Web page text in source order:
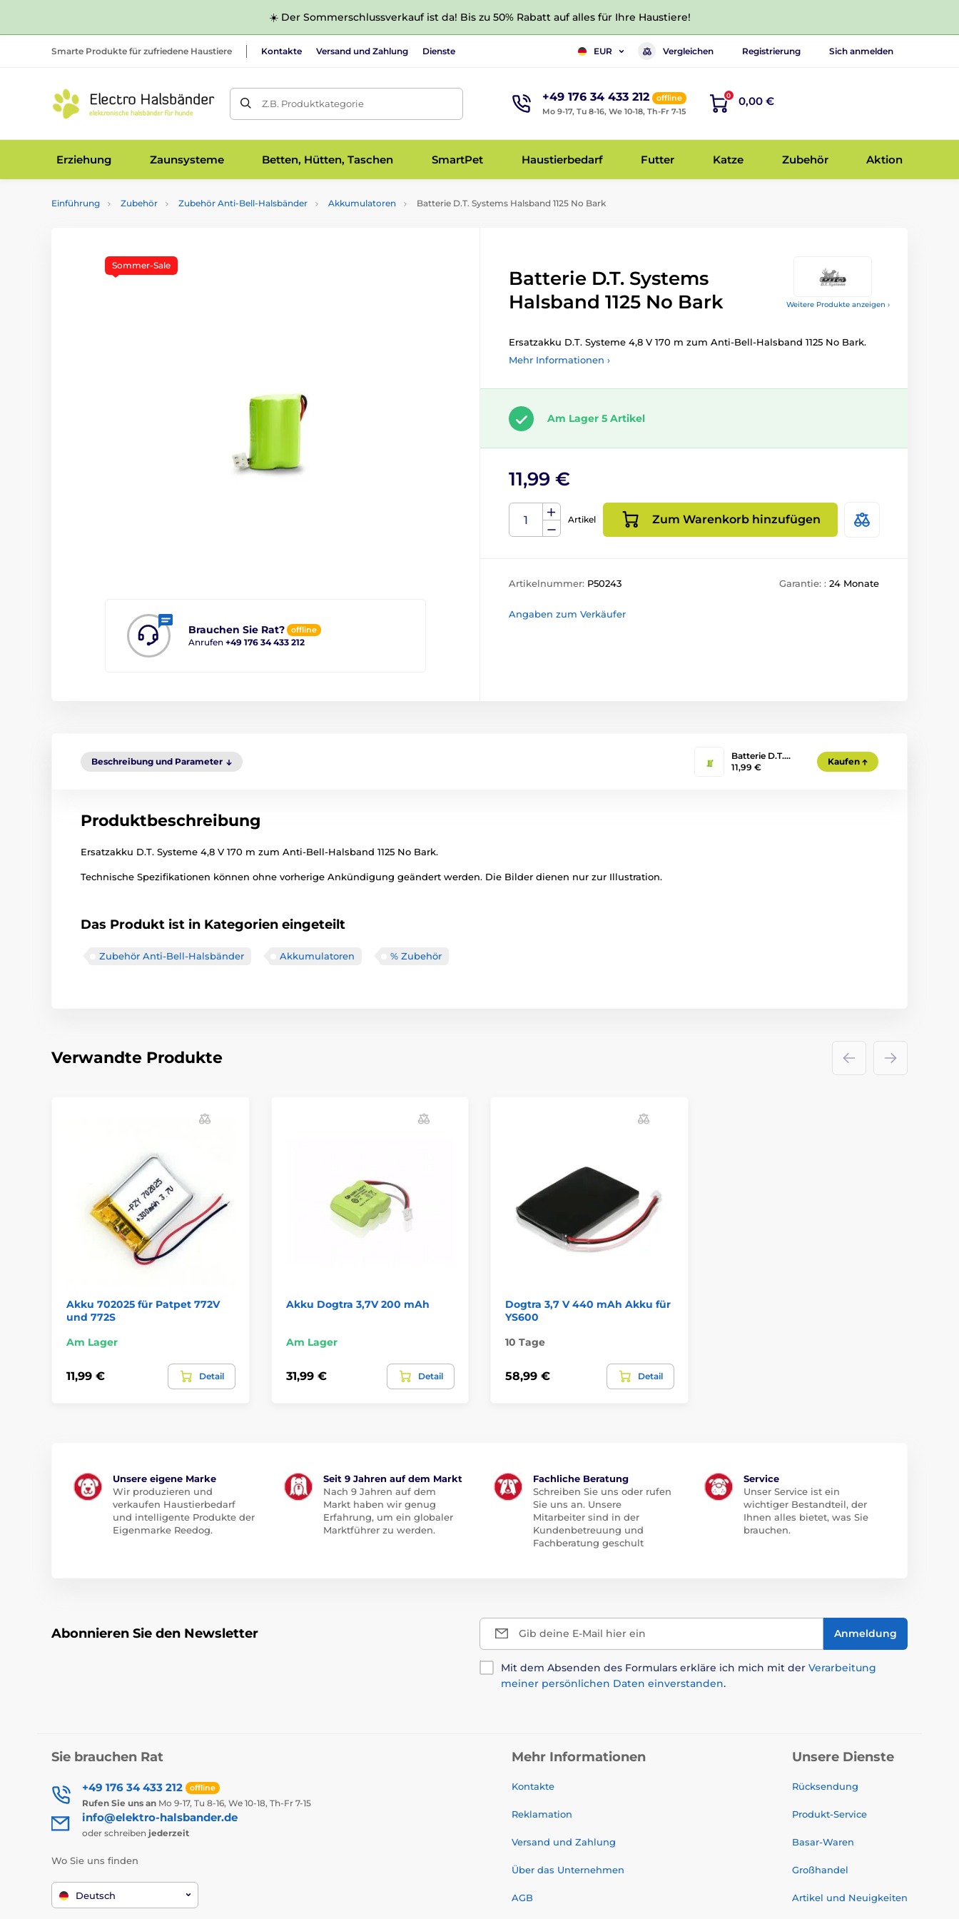
☀️ Der Sommerschlussverkauf ist da! Bis zu 50% Rabatt auf alles für Ihre Haustiere!
Smarte Produkte für zufriedene Haustiere Kontakte Versand und Zahlung Dienste EUR Vergleichen Registrierung Sich anmelden
Z.B. Produktkategorie +49 176 34 433 212
offline
Mo 9-17, Tu 8-16, We 10-18, Th-Fr 7-15
0 0,00 €
Erziehung Zaunsysteme Betten, Hütten, Taschen SmartPet Haustierbedarf Futter Katze Zubehör Aktion
Einführung Zubehör Zubehör Anti-Bell-Halsbänder Akkumulatoren Batterie D.T. Systems Halsband 1125 No Bark
Weitere Produkte anzeigen ›
Brauchen Sie Rat? offline
Anrufen +49 176 34 433 212
Sommer-Sale
Batterie D.T. Systems
Halsband 1125 No Bark
Ersatzakku D.T. Systeme 4,8 V 170 m zum Anti-Bell-Halsband 1125 No Bark.
Mehr Informationen ›
Am Lager 5 Artikel
11,99 €
Artikel Zum Warenkorb hinzufügen
Artikelnummer: P50243 Garantie: : 24 Monate
Angaben zum Verkäufer
Beschreibung und Parameter
Batterie D.T.…
11,99 €
Kaufen
Produktbeschreibung
Ersatzakku D.T. Systeme 4,8 V 170 m zum Anti-Bell-Halsband 1125 No Bark.
Technische Spezifikationen können ohne vorherige Ankündigung geändert werden. Die Bilder dienen nur zur Illustration.
Das Produkt ist in Kategorien eingeteilt
Zubehör Anti-Bell-Halsbänder Akkumulatoren % Zubehör
Verwandte Produkte
Akku 702025 für Patpet 772V
und 772S
Am Lager
11,99 € Detail
Akku Dogtra 3,7V 200 mAh
Am Lager
31,99 € Detail
Dogtra 3,7 V 440 mAh Akku für
YS600
10 Tage
58,99 € Detail
Unsere eigene Marke
Wir produzieren und
verkaufen Haustierbedarf
und intelligente Produkte der
Eigenmarke Reedog.
Seit 9 Jahren auf dem Markt
Nach 9 Jahren auf dem
Markt haben wir genug
Erfahrung, um ein globaler
Marktführer zu werden.
Fachliche Beratung
Schreiben Sie uns oder rufen
Sie uns an. Unsere
Mitarbeiter sind in der
Kundenbetreuung und
Fachberatung geschult
Service
Unser Service ist ein
wichtiger Bestandteil, der
Ihnen alles bietet, was Sie
brauchen.
Abonnieren Sie den Newsletter Gib deine E-Mail hier ein Anmeldung
Mit dem Absenden des Formulars erkläre ich mich mit der Verarbeitung
meiner persönlichen Daten einverstanden.
Sie brauchen Rat
+49 176 34 433 212 offline
Rufen Sie uns an Mo 9-17, Tu 8-16, We 10-18, Th-Fr 7-15
info@elektro-halsbander.de
oder schreiben jederzeit
Wo Sie uns finden
Deutsch
Mehr Informationen
Kontakte
Reklamation
Versand und Zahlung
Über das Unternehmen
AGB
Unsere Dienste
Rücksendung
Produkt-Service
Basar-Waren
Großhandel
Artikel und Neuigkeiten